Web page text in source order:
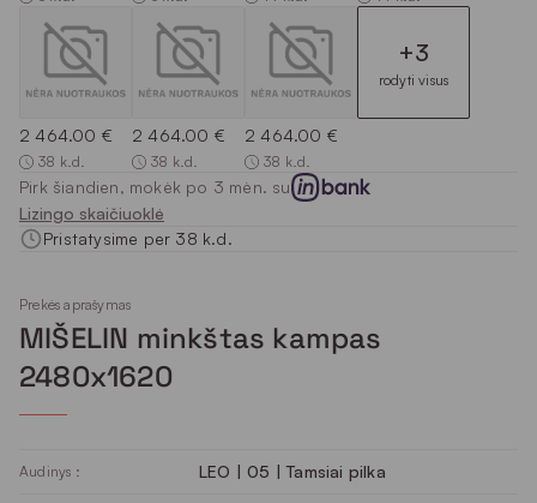
2 464.00 €
38 k.d.
2 464.00 €
38 k.d.
2 464.00 €
38 k.d.
+3
rodyti visus
Pirk šiandien, mokėk po 3 mėn. su
Lizingo skaičiuoklė
Pristatysime per 38 k.d.
Prekės aprašymas
MIŠELIN minkštas kampas
2480x1620
Audinys : LEO | 05 | Tamsiai pilka